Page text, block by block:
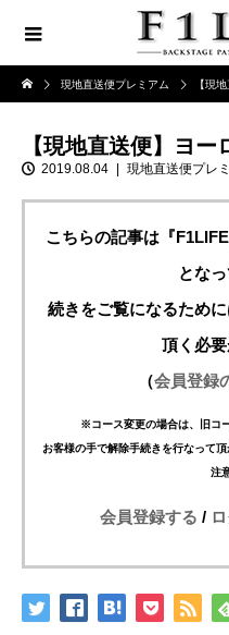
現地直送便プレミアム 【現
【現地直送便】ヨ
2019.08.04 現地直送便プレ
こちらの記事は『
となっ
続きをご覧になるために
頂く必要
（会員登録
※コース変更の場合は、旧コ
お客様の手で解除手続きを行なって
注
会員登録する /